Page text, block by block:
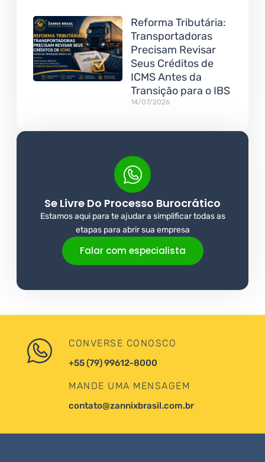
Reforma Tributária:
Transportadoras
Precisam Revisar
Seus Créditos de
ICMS Antes da
Transição para o IBS
14/07/2026
Se Livre Do Processo Burocrático
Estamos aqui para te ajudar a simplificar todas as
etapas para abrir sua empresa
Falar com especialista
CONVERSE CONOSCO
+55 (79) 99612-8000
MANDE UMA MENSAGEM
contato@zannixbrasil.com.br